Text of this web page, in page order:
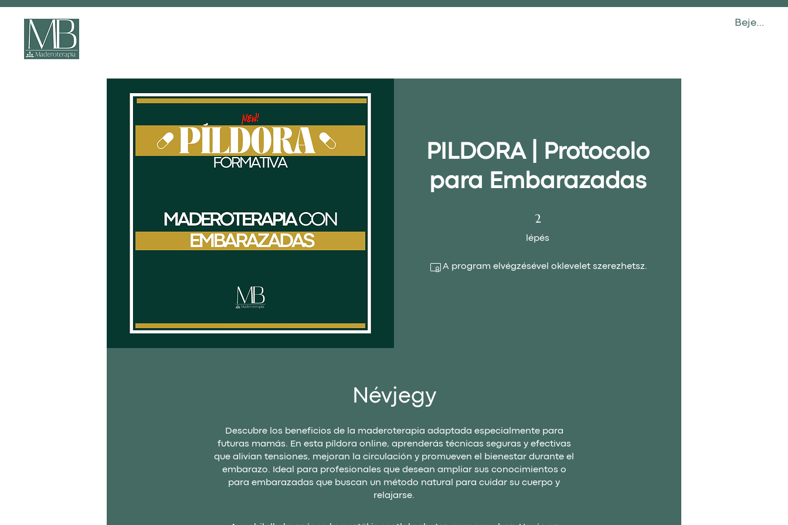
PILDORA | Protocolo
para Embarazadas
2
lépés
2 lépés
A program elvégzésével oklevelet szerezhetsz.
Névjegy
Descubre los beneficios de la maderoterapia adaptada especialmente para
futuras mamás. En esta píldora online, aprenderás técnicas seguras y efectivas
que alivian tensiones, mejoran la circulación y promueven el bienestar durante el
embarazo. Ideal para profesionales que desean ampliar sus conocimientos o
para embarazadas que buscan un método natural para cuidar su cuerpo y
relajarse.